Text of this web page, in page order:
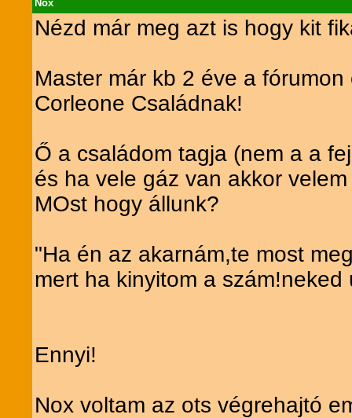
Nox
Nézd már meg azt is hogy kit
Master már kb 2 éve a
Corleone Családnak!
Ő a családom tagja (nem a a
és ha vele gáz van akkor
MOst hogy állunk?
"Ha én az akarnám,te most
mert ha kinyitom a szám!neked
Ennyi!
Nox voltam az ots végrehajtó